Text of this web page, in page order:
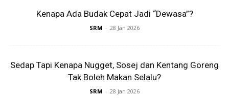
MRSM 2026?
Tak susah langsung, semuanya boleh dibuat secara atas
Kenapa Ada Budak Cepat Jadi “Dewasa”?
SRM - 28 Jan 2026
Sedap Tapi Kenapa Nugget, Sosej dan Kentang Goreng
Tak Boleh Makan Selalu?
SRM - 28 Jan 2026